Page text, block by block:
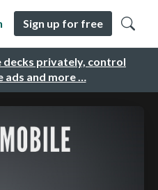
decks privately, control
ads and more …
Sign up for free